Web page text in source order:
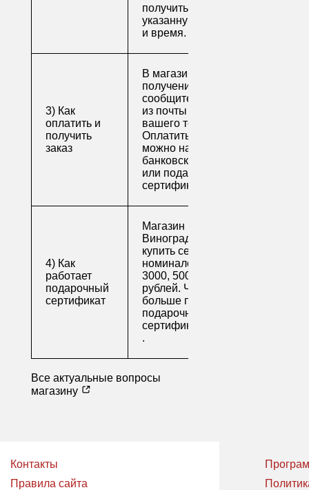
получить свой заказ в
указанную вами дату
и время.
3) Как
оплатить и
получить
заказ
В магазине для
получения заказа
сообщите его номер
из почты или номер
вашего телефона.
Оплатить заказ
можно наличными,
банковской картой
или подарочным
сертификатом.
4) Как
работает
подарочный
сертификат
Магазин напитков
Виноград предлагает
купить сертификаты
номиналом 500, 1000,
3000, 5000 и 10000
рублей. Читайте
больше про
подарочные
сертификаты
.
Все актуальные вопросы
магазину
Контакты
Правила сайта